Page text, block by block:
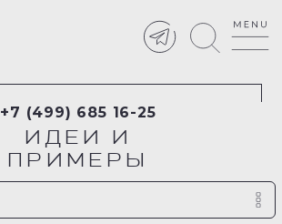
+7 (499) 685 16-25
ИДЕИ И
ПРИМЕРЫ